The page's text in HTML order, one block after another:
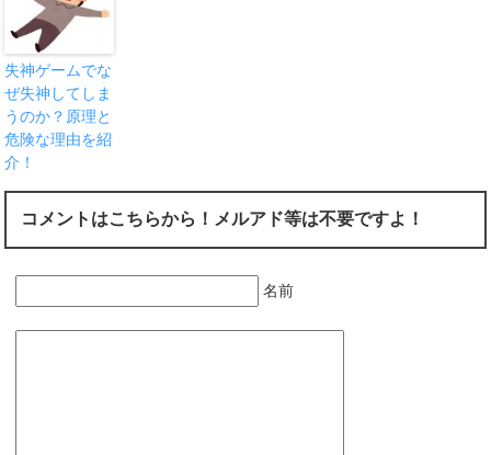
失神ゲームでな
ぜ失神してしま
うのか？原理と
危険な理由を紹
介！
コメントはこちらから！メルアド等は不要ですよ！
名前